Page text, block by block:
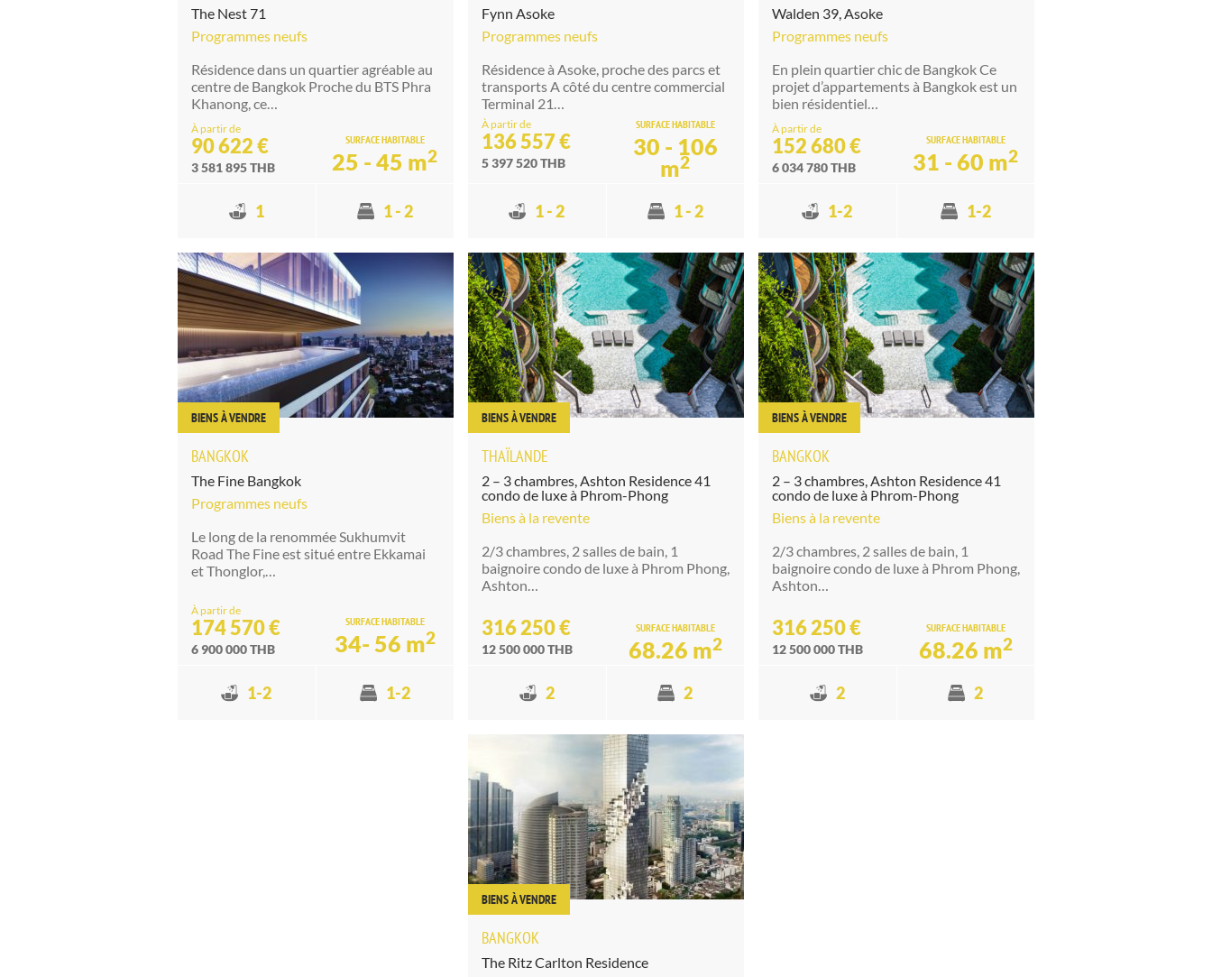
The Nest 71
Programmes neufs
Résidence dans un quartier agréable au
centre de Bangkok Proche du BTS Phra
Khanong, ce…
À partir de
90 622 €
3 581 895 THB
SURFACE HABITABLE
25 - 45 m2
1 1 - 2
Fynn Asoke
Programmes neufs
Résidence à Asoke, proche des parcs et
transports A côté du centre commercial
Terminal 21…
À partir de
136 557 €
5 397 520 THB
SURFACE HABITABLE
30 - 106
m2
1 - 2 1 - 2
Walden 39, Asoke
Programmes neufs
En plein quartier chic de Bangkok Ce
projet d’appartements à Bangkok est un
bien résidentiel…
À partir de
152 680 €
6 034 780 THB
SURFACE HABITABLE
31 - 60 m2
1-2 1-2
BIENS À VENDRE
BANGKOK
The Fine Bangkok
Programmes neufs
Le long de la renommée Sukhumvit
Road The Fine est situé entre Ekkamai
et Thonglor,…
À partir de
174 570 €
6 900 000 THB
SURFACE HABITABLE
34- 56 m2
1-2 1-2
BIENS À VENDRE
THAÏLANDE
2 – 3 chambres, Ashton Residence 41
condo de luxe à Phrom-Phong
Biens à la revente
2/3 chambres, 2 salles de bain, 1
baignoire condo de luxe à Phrom Phong,
Ashton…
316 250 €
12 500 000 THB
SURFACE HABITABLE
68.26 m2
2 2
BIENS À VENDRE
BANGKOK
2 – 3 chambres, Ashton Residence 41
condo de luxe à Phrom-Phong
Biens à la revente
2/3 chambres, 2 salles de bain, 1
baignoire condo de luxe à Phrom Phong,
Ashton…
316 250 €
12 500 000 THB
SURFACE HABITABLE
68.26 m2
2 2
BIENS À VENDRE
BANGKOK
The Ritz Carlton Residence